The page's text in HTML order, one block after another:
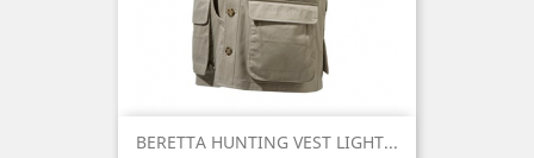
BERETTA HUNTING VEST LIGHT...